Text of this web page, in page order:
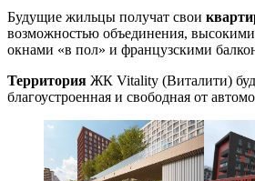
Будущие жильцы получат свои
возможностью объединения,
окнами «в пол» и французскими
Территория ЖК Vitality (Виталити)
благоустроенная и свободная от